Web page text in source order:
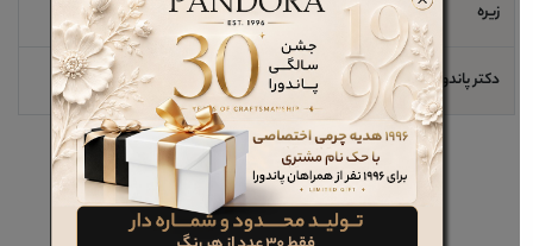
زیره EVA
دکتر پاندورا